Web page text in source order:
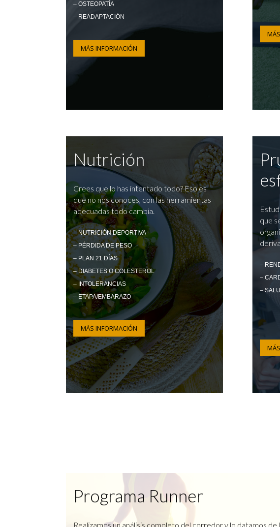
– OSTEOPATÍA
– READAPTACIÓN
MÁS INFORMACIÓN
Nutrición
Crees que lo has intentado todo? Eso es
que no nos conoces, con las herramientas
adecuadas todo cambia.
– NUTRICIÓN DEPORTIVA
– PÉRDIDA DE PESO
– PLAN 21 DÍAS
– DIABETES O COLESTEROL
– INTOLERANCIAS
– ETAPA/EMBARAZO
MÁS INFORMACIÓN
que
–
–
–
Programa Runner
Realizamos un análisis completo del corredor y lo datamos de